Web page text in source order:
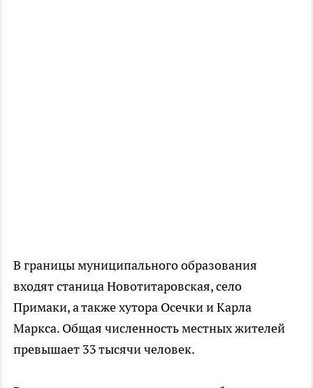
В границы муниципального образования
входят станица Новотитаровская, село
Примаки, а также хутора Осечки и Карла
Маркса. Общая численность местных жителей
превышает 33 тысячи человек.